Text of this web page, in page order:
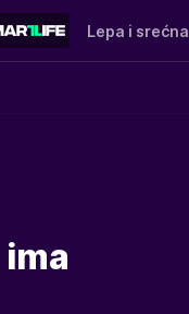
Lepa i srećna